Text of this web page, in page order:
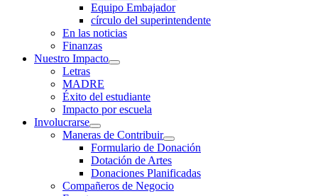
Equipo Embajador
círculo del superintendente
En las noticias
Finanzas
Nuestro Impacto
Letras
MADRE
Éxito del estudiante
Impacto por escuela
Involucrarse
Maneras de Contribuir
Formulario de Donación
Dotación de Artes
Donaciones Planificadas
Compañeros de Negocio